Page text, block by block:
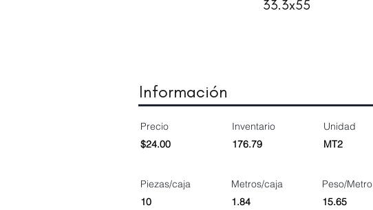
33.3x55
Información
Precio Inventario
Unidad
$24.00
176.79 MT2
Piezas/caja Metros/caja Peso/Metro
10
1.84 15.65